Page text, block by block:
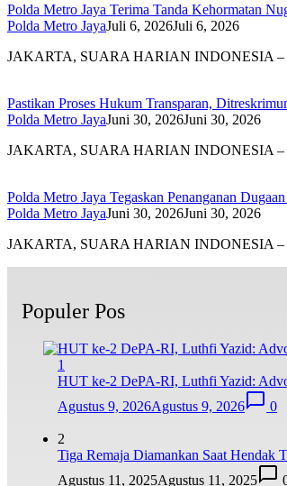
Polda Metro Jaya Terima Tanda Kehormatan
Polda Metro JayaJuli 6, 2026Juli 6, 2026
JAKARTA, SUARA HARIAN INDONESIA –
Pastikan Proses Hukum Transparan,
Polda Metro JayaJuni 30, 2026Juni 30, 2026
JAKARTA, SUARA HARIAN INDONESIA –
Polda Metro Jaya Tegaskan Penanganan
Polda Metro JayaJuni 30, 2026Juni 30, 2026
JAKARTA, SUARA HARIAN INDONESIA –
Populer Pos
1
HUT ke-2 DePA-RI, Luthfi Yazid:
Agustus 9, 2026Agustus 9, 2026 0
2
Tiga Remaja Diamankan Saat Hendak
Agustus 11, 2025Agustus 11, 2025